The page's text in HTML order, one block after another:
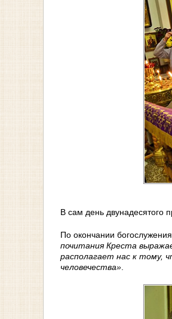
В сам день двунадесятого
По окончании
почитания Креста
располагает нас к тому,
человечества».